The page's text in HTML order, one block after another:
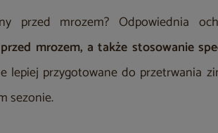
przed mrozem? Odpowiednia
mrozem, a także stosowanie
lepiej przygotowane do przetrwania
sezonie.